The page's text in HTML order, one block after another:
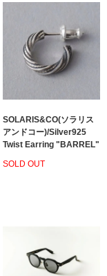
SOLARIS&CO(ソラリス
アンドコー)/Silver925
Twist Earring "BARREL"
SOLD OUT